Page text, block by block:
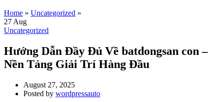
Home » Uncategorized »
27 Aug
Uncategorized
Hướng Dẫn Đầy Đủ Về batdongsan con –
Nền Tảng Giải Trí Hàng Đầu
August 27, 2025
Posted by wordpressauto